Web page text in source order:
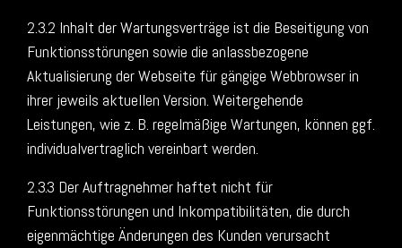
2.3.2 Inhalt der Wartungsverträge ist die Beseitigung von
Funktionsstörungen sowie die anlassbezogene
Aktualisierung der Webseite für gängige Webbrowser in
ihrer jeweils aktuellen Version. Weitergehende
Leistungen, wie z. B. regelmäßige Wartungen, können ggf.
individualvertraglich vereinbart werden.
2.3.3 Der Auftragnehmer haftet nicht für
Funktionsstörungen und Inkompatibilitäten, die durch
eigenmächtige Änderungen des Kunden verursacht